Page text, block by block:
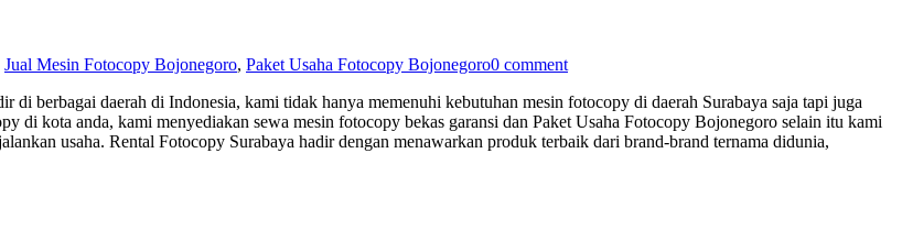
Jual Mesin Fotocopy Bojonegoro, Paket Usaha Fotocopy Bojonegoro0 comment
berbagai daerah di Indonesia, kami tidak hanya memenuhi kebutuhan mesin fotocopy di daerah Surabaya saja tapi juga
di kota anda, kami menyediakan sewa mesin fotocopy bekas garansi dan Paket Usaha Fotocopy Bojonegoro selain itu kami
usaha. Rental Fotocopy Surabaya hadir dengan menawarkan produk terbaik dari brand-brand ternama didunia,